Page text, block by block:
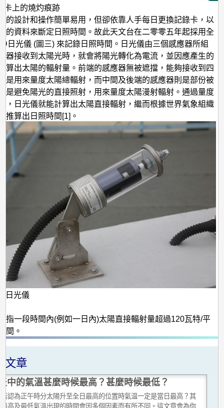
卡上的燒灼痕跡
的設計和操作簡單易用，但卻依靠人手每日更換記錄卡，以
的資料來斷定日照時間。故此天文台在二零零五年起採用全
日光儀 (圖三) 來記錄日照時間。日光儀由三個感應器所組
器接收到太陽光時，就會將陽光轉化為電流，並因應產生的
算出太陽的輻射量。前端的感應器無被遮擋，能夠接收到四
是用來量度太陽總輻射，而中間及後端的感應器則是部份被
是避免陽光的直接照射，用來量度太陽漫射輻射。通過量度
，日光儀就能計算出太陽直接輻射，繼而根據世界氣象組織
推算出日照時間[1]。
日光儀
指一段時間內(例如一日內)太陽直接輻射量超過120瓦特/平
間。
文章
中的氣溫甚麼時候最高？甚麼時候最低？
認為正午時分太陽升至全日最高的位置時氣温一定是當日最高？其
高及最低氣溫出現的時間會因多個因素而有所不同。這文章會為你